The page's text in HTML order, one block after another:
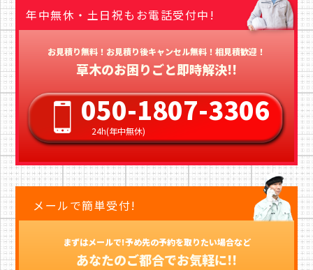
年中無休・土日祝もお電話受付中!
お見積り無料！お見積り後キャンセル無料！相見積歓迎！
草木のお困りごと即時解決!!
050-1807-3306
24h(年中無休)
メールで簡単受付!
まずはメールで!予め先の予約を取りたい場合など
あなたのご都合でお気軽に!!